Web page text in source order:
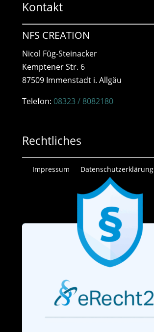
Kontakt
NFS CREATION
Nicol Füg-Steinacker
Kemptener Str. 6
87509 Immenstadt i. Allgäu
Telefon: 08323 / 8082180
Rechtliches
Impressum Datenschutzerklärung